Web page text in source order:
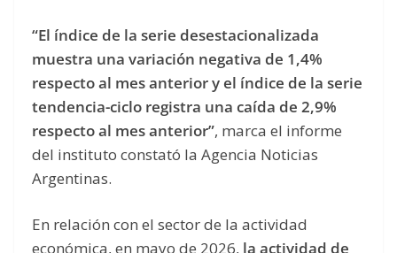
“El índice de la serie desestacionalizada
muestra una variación negativa de 1,4%
respecto al mes anterior y el índice de la serie
tendencia-ciclo registra una caída de 2,9%
respecto al mes anterior”, marca el informe
del instituto constató la Agencia Noticias
Argentinas.
En relación con el sector de la actividad
económica, en mayo de 2026, la actividad de